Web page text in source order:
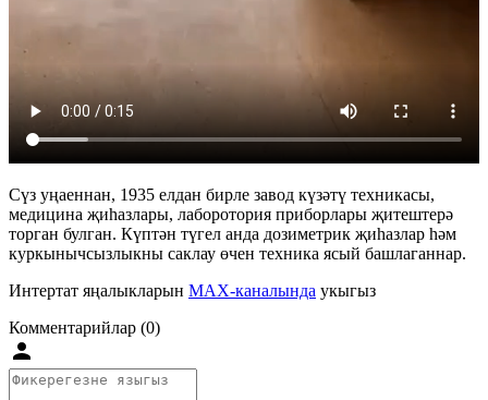
Сүз уңаеннан, 1935 елдан бирле завод күзәтү техникасы,
медицина җиһазлары, лаборотория приборлары җитештерә
торган булган. Күптән түгел анда дозиметрик җиһазлар һәм
куркынычсызлыкны саклау өчен техника ясый башлаганнар.
Интертат яңалыкларын MAX-каналында укыгыз
Комментарийлар (0)